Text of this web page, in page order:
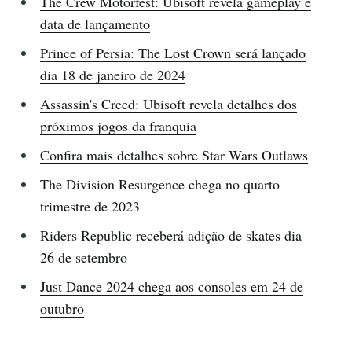
data de lançamento
Prince of Persia: The Lost Crown será lançado
dia 18 de janeiro de 2024
Assassin's Creed: Ubisoft revela detalhes dos
próximos jogos da franquia
Confira mais detalhes sobre Star Wars Outlaws
The Division Resurgence chega no quarto
trimestre de 2023
Riders Republic receberá adição de skates dia
26 de setembro
Just Dance 2024 chega aos consoles em 24 de
outubro